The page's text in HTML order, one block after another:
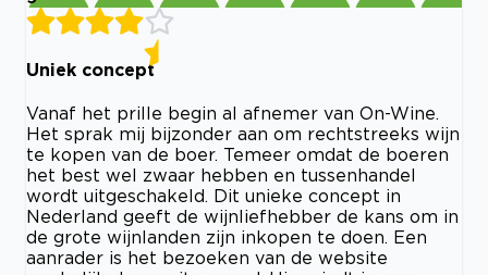
Uniek concept
Vanaf het prille begin al afnemer van On-Wine.
Het sprak mij bijzonder aan om rechtstreeks wijn
te kopen van de boer. Temeer omdat de boeren
het best wel zwaar hebben en tussenhandel
wordt uitgeschakeld. Dit unieke concept in
Nederland geeft de wijnliefhebber de kans om in
de grote wijnlanden zijn inkopen te doen. Een
aanrader is het bezoeken van de website